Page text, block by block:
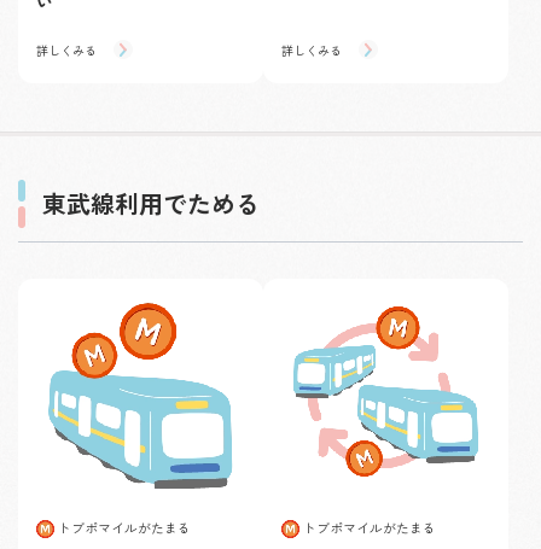
詳しくみる 詳しくみる
東武線利用でためる
トブポマイルがたまる トブポマイルがたまる